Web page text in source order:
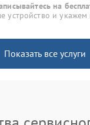
на
и укажем
Показать все услуги